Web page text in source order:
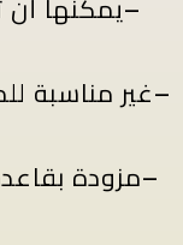
–
–غير مناسبة
–مزودة